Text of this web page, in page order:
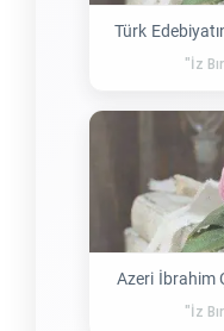
Türk
"İz
Azeri İbrahim
"İz